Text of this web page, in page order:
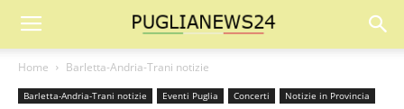
Home Barletta-Andria-Trani notizie
Barletta-Andria-Trani notizie Eventi Puglia Concerti Notizie in Provincia